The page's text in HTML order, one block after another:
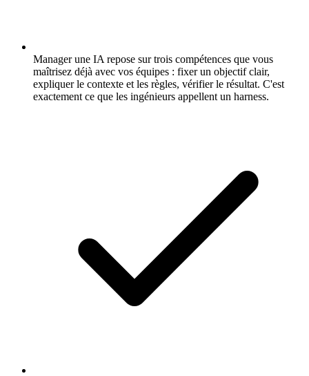
Manager une IA repose sur trois compétences que vous
maîtrisez déjà avec vos équipes : fixer un objectif clair,
expliquer le contexte et les règles, vérifier le résultat. C'est
exactement ce que les ingénieurs appellent un harness.